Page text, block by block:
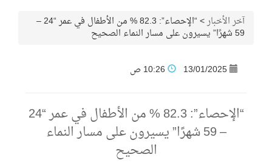
آخر الأخبار> “الإحصاء”: 82.3 % من الأطفال في عمر “24 –
59 شهرًا” يسيرون على مسار النماء الصحيح
13/01/2025
“الإحصاء”: 82.3 % من الأطفال في عمر “24
– 59 شهرًا” يسيرون على مسار النماء
الصحيح